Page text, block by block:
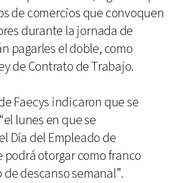
de comercios que convoquen
durante la jornada de
pagarles el doble, como
de Contrato de Trabajo.
Faecys indicaron que se
lunes en que se
Día del Empleado de
podrá otorgar como franco
descanso semanal”.